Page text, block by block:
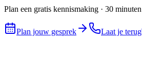
Plan een gratis kennismaking · 30
Plan jouw gesprek Laat je